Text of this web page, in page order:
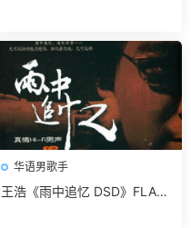
华语男歌手
王浩《雨中追忆 DSD》FLAC